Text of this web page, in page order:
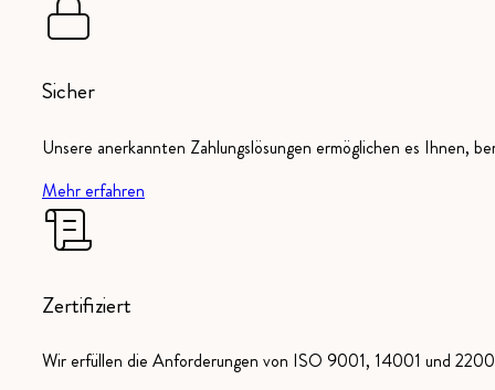
Sicher
Unsere anerkannten Zahlungslösungen ermöglichen es Ihnen,
Mehr erfahren
Zertifiziert
Wir erfüllen die Anforderungen von ISO 9001, 14001 und